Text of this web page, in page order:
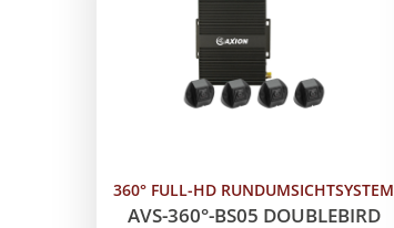
360° FULL-HD RUNDUMSICHTSYSTEM
AVS-360°-BS05 DOUBLEBIRD